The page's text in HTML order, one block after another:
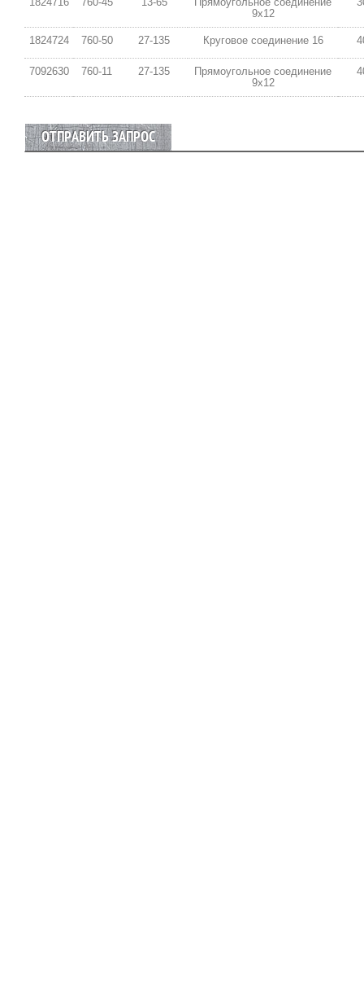
9х12
1824724 760-50 27-135 Круговое соединение 16
7092630 760-11 27-135
Прямоугольное соединение
9х12
ОТПРАВИТЬ ЗАПРОС